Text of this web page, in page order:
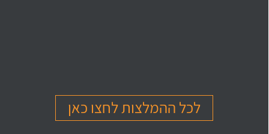
לחץ לצפייה לחץ לצפייה לחץ לצפייה
לכל ההמלצות לחצו כאן